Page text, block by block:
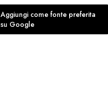
Aggiungi come fonte preferita
su Google